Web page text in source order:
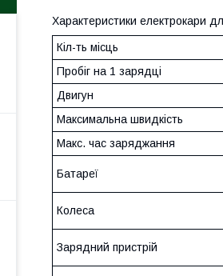
Характеристики електрокари
Кіл-ть місць
Пробіг на 1 зарядці
Двигун
Максимальна швидкість
Макс. час заряджання
Батареї
Колеса
Зарядний пристрій